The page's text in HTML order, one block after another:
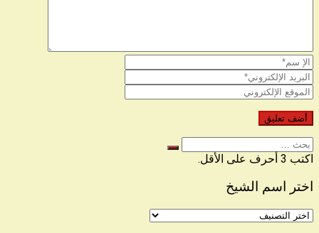
البحث
عن
اكتب 3 أحرف على الأقل.
اختر اسم الشيخ
اختر